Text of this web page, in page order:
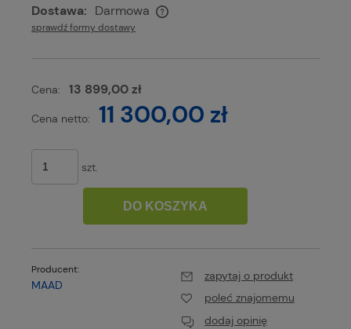
Dostawa: Darmowa
Cena nie zawiera ewentualnych kosztów płatności
sprawdź formy dostawy
Cena: 13 899,00 zł
Cena netto: 11 300,00 zł
szt.
DO KOSZYKA
Producent:
MAAD
zapytaj o produkt
poleć znajomemu
dodaj opinię